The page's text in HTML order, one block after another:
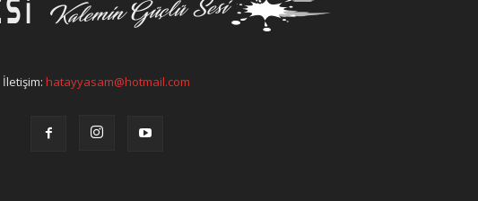
İletişim:hatayyasam@hotmail.com